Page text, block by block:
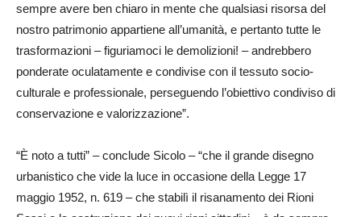
sempre avere ben chiaro in mente che qualsiasi risorsa del
nostro patrimonio appartiene all’umanità, e pertanto tutte le
trasformazioni – figuriamoci le demolizioni! – andrebbero
ponderate oculatamente e condivise con il tessuto socio-
culturale e professionale, perseguendo l’obiettivo condiviso di
conservazione e valorizzazione”.
“È noto a tutti” – conclude Sicolo – “che il grande disegno
urbanistico che vide la luce in occasione della Legge 17
maggio 1952, n. 619 – che stabilì il risanamento dei Rioni